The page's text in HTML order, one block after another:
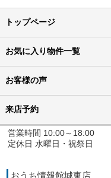
トップページ
お気に入り物件一覧
お客様の声
来店予約
営業時間 10:00～18:00
定休日 水曜日・祝祭日
おうち情報館城東店